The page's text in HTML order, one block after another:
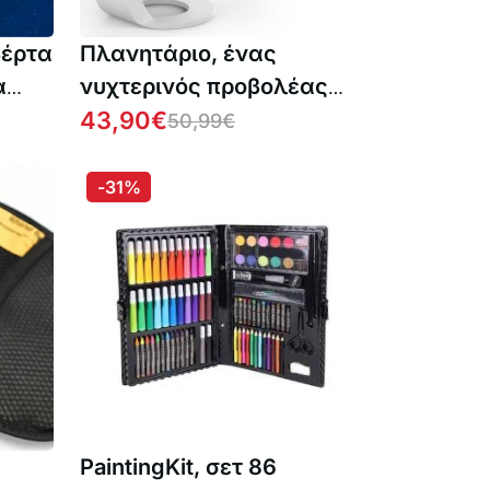
Πλανητάριο, ένας
νυχτερινός προβολέας
που δείχνει 12
γαλαξιών, αστερισμών
και πλανητών
43,90€50,99€
PaintingKit, σετ 86
-31%